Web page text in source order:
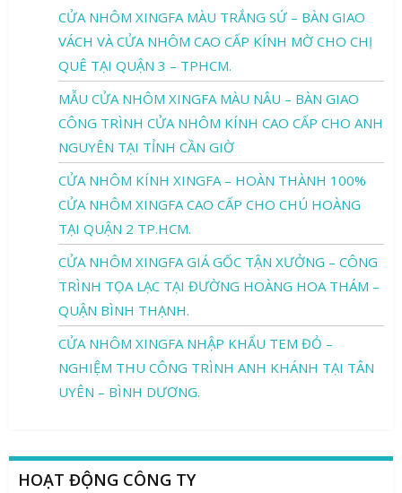
CỬA NHÔM XINGFA MÀU TRẮNG SỨ – BÀN GIAO
VÁCH VÀ CỬA NHÔM CAO CẤP KÍNH MỜ CHO CHỊ
QUÊ TẠI QUẬN 3 – TPHCM.
MẪU CỬA NHÔM XINGFA MÀU NÂU – BÀN GIAO
CÔNG TRÌNH CỬA NHÔM KÍNH CAO CẤP CHO ANH
NGUYÊN TẠI TỈNH CẦN GIỜ
CỬA NHÔM KÍNH XINGFA – HOÀN THÀNH 100%
CỬA NHÔM XINGFA CAO CẤP CHO CHÚ HOÀNG
TẠI QUẬN 2 TP.HCM.
CỬA NHÔM XINGFA GIÁ GỐC TẬN XƯỞNG – CÔNG
TRÌNH TỌA LẠC TẠI ĐƯỜNG HOÀNG HOA THÁM –
QUẬN BÌNH THẠNH.
CỬA NHÔM XINGFA NHẬP KHẨU TEM ĐỎ –
NGHIỆM THU CÔNG TRÌNH ANH KHÁNH TẠI TÂN
UYÊN – BÌNH DƯƠNG.
HOẠT ĐỘNG CÔNG TY